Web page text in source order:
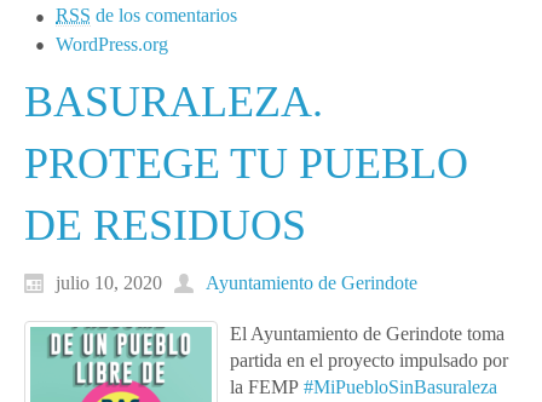
RSS de los comentarios
WordPress.org
BASURALEZA.
PROTEGE TU PUEBLO
DE RESIDUOS
julio 10, 2020 Ayuntamiento de Gerindote
El Ayuntamiento de Gerindote toma
partida en el proyecto impulsado por
la FEMP #MiPuebloSinBasuraleza